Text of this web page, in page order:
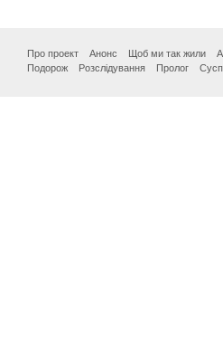
Про проект Анонс Щоб ми так жили
Подорож
Розслідування Пролог